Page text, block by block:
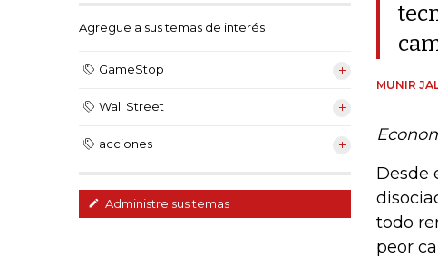
Agregue a sus temas de interés
GameStop
Wall Street
acciones
Administre sus temas
MUNIR
Desde
todo
peor